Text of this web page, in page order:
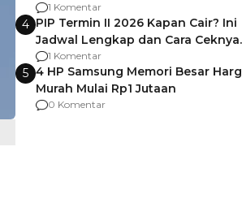
Berencana Pakai Jimat di
1 Komentar
4 PIP Termin II 2026 Kapan Cair? Ini
Jadwal Lengkap dan Cara Ceknya
agar Dana Tidak Hangus!
1 Komentar
5 4 HP Samsung Memori Besar
Murah Mulai Rp1 Jutaan
0 Komentar